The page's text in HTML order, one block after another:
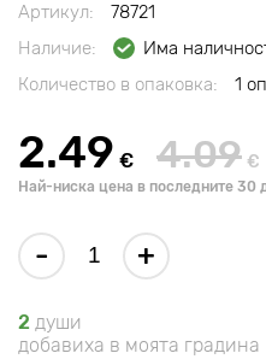
Артикул:
78721
Наличие:
Има
Количество в опаковка:
1
2.49 € 4.09 €
Най-ниска цена в последните 30
- +
2 души
добавиха в моята градина